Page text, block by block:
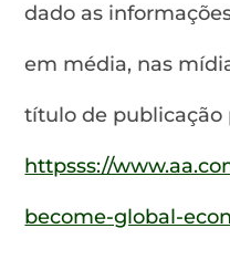
dado as
em média, nas
título de publicação
httpsss://
become-global-